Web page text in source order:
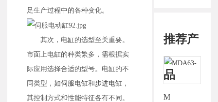
足生产过程中的各种变化。
其次，电缸的选型至关重要。
市面上电缸的种类繁多，需根据实
际应用选择合适的型号。电缸的不
同类型，如伺服电缸和步进电缸 ，
其控制方式和性能特征各有不同。
推荐产
品
MDA63-